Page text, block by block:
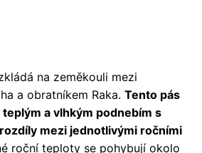
na zeměkouli mezi
a obratníkem Raka. Tento pás
a vlhkým podnebím s
mezi jednotlivými ročními
roční teploty se pohybují okolo